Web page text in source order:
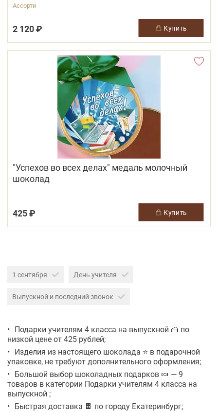
Ассорти
2 120 ₽ купить
"Успехов во всех делах" медаль молочный
шоколад
425 ₽ купить
1 сентября День учителя
Выпускной и последний звонок
Подарки учителям 4 класса на выпускной 🍰 по
низкой цене от 425 рублей;
Изделия из настоящего шоколада ⭐ в подарочной
упаковке, не требуют дополнительного оформления;
Большой выбор шоколадных подарков 🍬 — 9
товаров в категории Подарки учителям 4 класса на
выпускной ;
Быстрая доставка 🍫 по городу Екатеринбург;